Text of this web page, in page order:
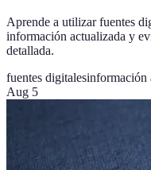
Aprende a utilizar fuentes
información actualizada y
detallada.
fuentes digitalesinformación
Aug 5